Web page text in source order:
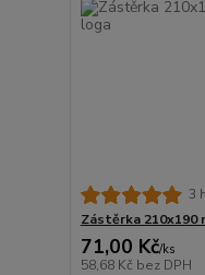
3
Zástěrka
71,00 Kč/ks
58,68 Kč bez DPH